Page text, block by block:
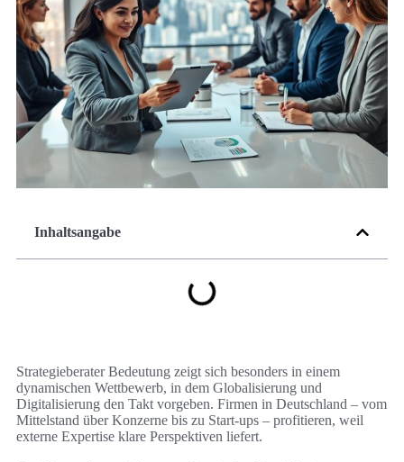
Inhaltsangabe
Strategieberater Bedeutung zeigt sich besonders in einem
dynamischen Wettbewerb, in dem Globalisierung und
Digitalisierung den Takt vorgeben. Firmen in Deutschland – vom
Mittelstand über Konzerne bis zu Start-ups – profitieren, weil
externe Expertise klare Perspektiven liefert.